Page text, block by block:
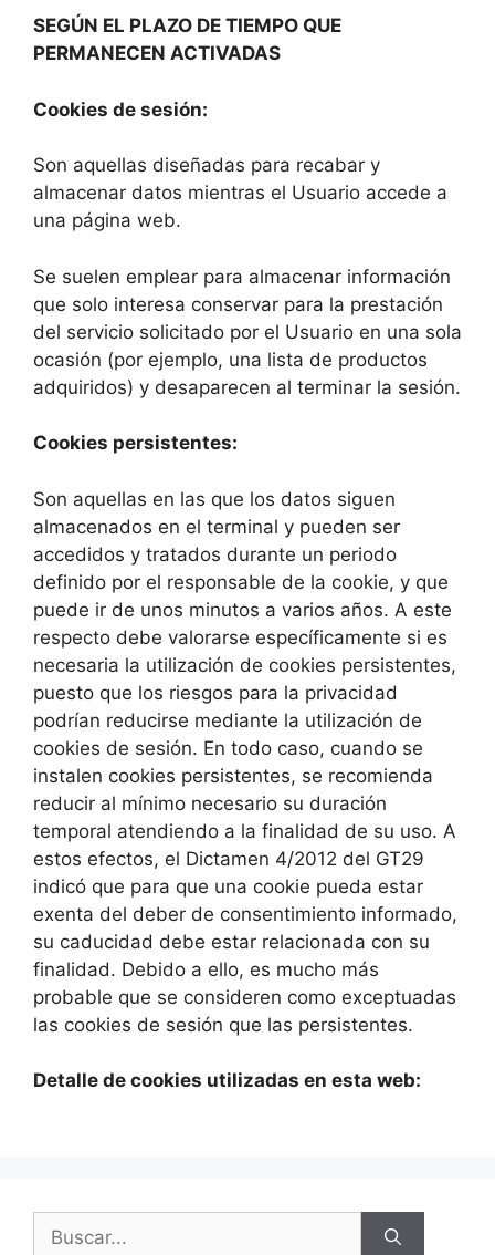
SEGÚN EL PLAZO DE TIEMPO QUE
PERMANECEN ACTIVADAS
Cookies de sesión:
Son aquellas diseñadas para recabar y
almacenar datos mientras el Usuario accede a
una página web.
Se suelen emplear para almacenar información
que solo interesa conservar para la prestación
del servicio solicitado por el Usuario en una sola
ocasión (por ejemplo, una lista de productos
adquiridos) y desaparecen al terminar la sesión.
Cookies persistentes:
Son aquellas en las que los datos siguen
almacenados en el terminal y pueden ser
accedidos y tratados durante un periodo
definido por el responsable de la cookie, y que
puede ir de unos minutos a varios años. A este
respecto debe valorarse específicamente si es
necesaria la utilización de cookies persistentes,
puesto que los riesgos para la privacidad
podrían reducirse mediante la utilización de
cookies de sesión. En todo caso, cuando se
instalen cookies persistentes, se recomienda
reducir al mínimo necesario su duración
temporal atendiendo a la finalidad de su uso. A
estos efectos, el Dictamen 4/2012 del GT29
indicó que para que una cookie pueda estar
exenta del deber de consentimiento informado,
su caducidad debe estar relacionada con su
finalidad. Debido a ello, es mucho más
probable que se consideren como exceptuadas
las cookies de sesión que las persistentes.
Detalle de cookies utilizadas en esta web: